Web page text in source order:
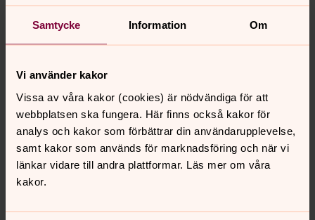
Samtycke Information Om
Vi använder kakor
Vissa av våra kakor (cookies) är nödvändiga för att
webbplatsen ska fungera. Här finns också kakor för
analys och kakor som förbättrar din användarupplevelse,
samt kakor som används för marknadsföring och när vi
länkar vidare till andra plattformar. Läs mer om våra
kakor.
nr 2, 2024
”Förstå att det finns en värld under
ytan”
Markus Nord älskar havet, trots att han växte upp långt
ifrån havet i djupaste Dalarna. Men varje sommar
till norra Öland för att semestra. - Jag älskade att bada